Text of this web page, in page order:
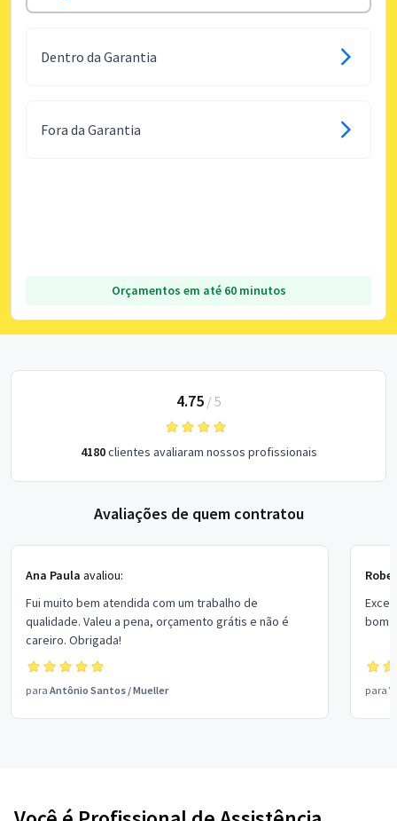
Dentro da Garantia
Fora da Garantia
Orçamentos em até 60 minutos
4.75/ 5
4180clientes avaliaram nossos profissionais
Avaliações de quem contratou
Ana Paula avaliou:
Fui muito bem atendida com um trabalho de
qualidade. Valeu a pena, orçamento grátis e não é
careiro. Obrigada!
para Antônio Santos /Mueller
bom
para